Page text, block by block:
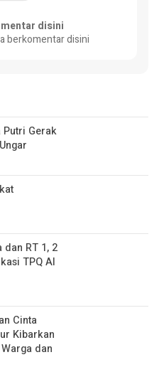
disini
berkomentar disini
Putri Gerak
dan RT 1, 2
TPQ Al
Cinta
Kibarkan
dan